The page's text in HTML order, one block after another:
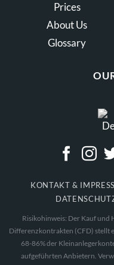
Prices
About Us
Glossary
KONTAKT &
Risikohinweis: Der Kauf und
Differenzkontrakten (CFD) stellt
68-86% der
aufgeführten Anbietern.